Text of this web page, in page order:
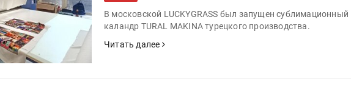
В московской LUCKYGRASS был запущен сублимационный
каландр TURAL MAKINA турецкого производства.
Читать далее
IPSA 2026 приглашает за идеями,
поставщиками и новыми
решениями для брендов
поставщиками и новыми
решениями для брендов